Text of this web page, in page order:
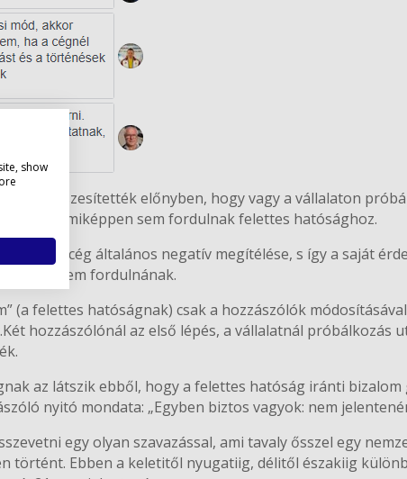
részesítették előnyben, hogy vagy a vállalaton
de semmiképpen sem fordulnak felettes hatósághoz.
reakció a cég általános negatív megítélése, s így a saját
nem fordulnának.
(a felettes hatóságnak) csak a hozzászólók
hozzászólónál az első lépés, a vállalatnál próbálkozás
az látszik ebből, hogy a felettes hatóság iránti
nyitó mondata: „Egyben biztos vagyok: nem
egy olyan szavazással, ami tavaly ősszel egy
történt. Ebben a keletitől nyugatiig, délitől északiig
show